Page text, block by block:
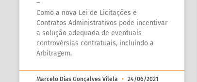
–
Como a nova Lei de Licitações e
Contratos Administrativos pode incentivar
a solução adequada de eventuais
controvérsias contratuais, incluindo a
Arbitragem.
Marcelo Dias Gonçalves Vilela 24/06/2021